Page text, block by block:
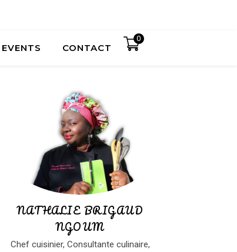
EVENTS CONTACT
0
NATHALIE BRIGAUD
NGOUM
Chef cuisinier, Consultante culinaire,